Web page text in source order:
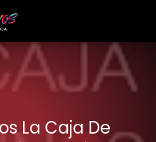
La Caja De